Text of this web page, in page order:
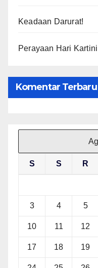
Keadaan Darurat!
Perayaan Hari
Komentar Terbaru
S S R
3 4 5
10 11 12
17 18 19